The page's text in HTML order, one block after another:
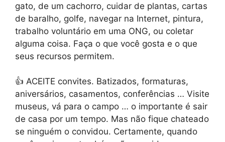
gato, de um cachorro, cuidar de plantas, cartas
de baralho, golfe, navegar na Internet, pintura,
trabalho voluntário em uma ONG, ou coletar
alguma coisa. Faça o que você gosta e o que
seus recursos permitem.
👍 ACEITE convites. Batizados, formaturas,
aniversários, casamentos, conferências … Visite
museus, vá para o campo … o importante é sair
de casa por um tempo. Mas não fique chateado
se ninguém o convidou. Certamente, quando